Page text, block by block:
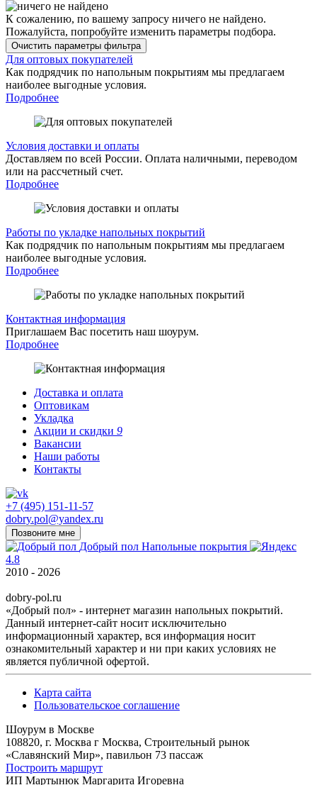
К сожалению, по вашему запросу ничего не найдено.
Пожалуйста, попробуйте изменить параметры подбора.
Очистить параметры фильтра
Для оптовых покупателей
Как подрядчик по напольным покрытиям мы предлагаем
наиболее выгодные условия.
Подробнее
Условия доставки и оплаты
Доставляем по всей России. Оплата наличными, переводом
или на рассчетный счет.
Подробнее
Работы по укладке напольных покрытий
Как подрядчик по напольным покрытиям мы предлагаем
наиболее выгодные условия.
Подробнее
Контактная информация
Приглашаем Вас посетить наш шоурум.
Подробнее
Доставка и оплата
Оптовикам
Укладка
Акции и скидки 9
Вакансии
Наши работы
Контакты
+7 (495) 151-11-57
dobry.pol@yandex.ru
Позвоните мне
Добрый пол Напольные покрытия
4.8
2010 - 2026
dobry-pol.ru
«Добрый пол» - интернет магазин напольных покрытий.
Данный интернет-сайт носит исключительно
информационный характер, вся информация носит
ознакомительный характер и ни при каких условиях не
является публичной офертой.
Карта сайта
Пользовательское соглашение
Шоурум в Москве
108820, г. Москва г Москва, Строительный рынок
«Славянский Мир», павильон 73 пассаж
Построить маршрут
ИП Мартынюк Маргарита Игоревна